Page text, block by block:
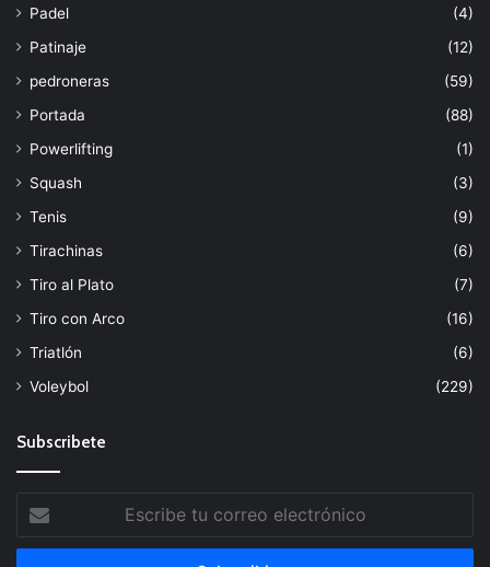
Padel
(4)
Patinaje
(12)
pedroneras
(59)
Portada
(88)
Powerlifting
(1)
Squash
(3)
Tenis
(9)
Tirachinas
(6)
Tiro al Plato
(7)
Tiro con Arco
(16)
Triatlón
(6)
Voleybol
(229)
Subscribete
tu
correo